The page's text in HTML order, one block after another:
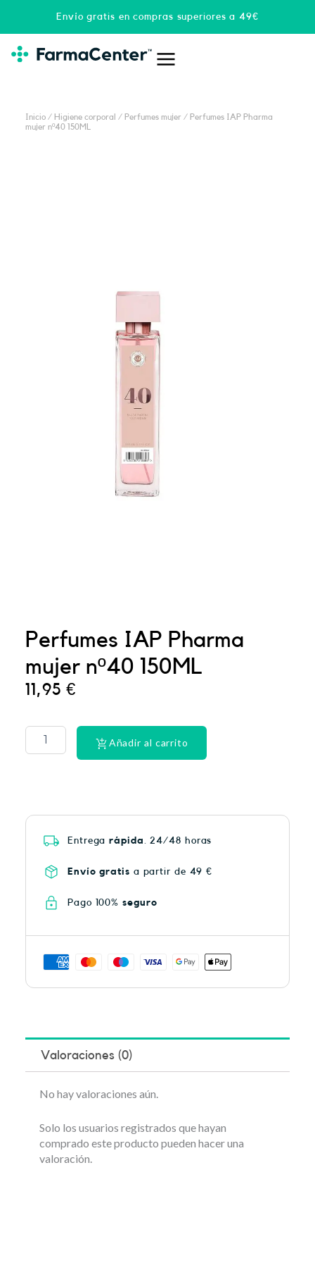
Envío gratis en compras superiores a 49€
Inicio / Higiene corporal / Perfumes mujer / Perfumes IAP Pharma
mujer nº40 150ML
Perfumes IAP Pharma
mujer nº40 150ML
11,95€
ULTRA
HEAT
PLUS
Añadir al carrito
Entregarápida . 24/48 horas
Envío gratis a partir de 49 €
Pago 100% seguro
Valoraciones (0)
No hay valoraciones aún.
Solo los usuarios registrados que hayan
comprado este producto pueden hacer una
valoración.